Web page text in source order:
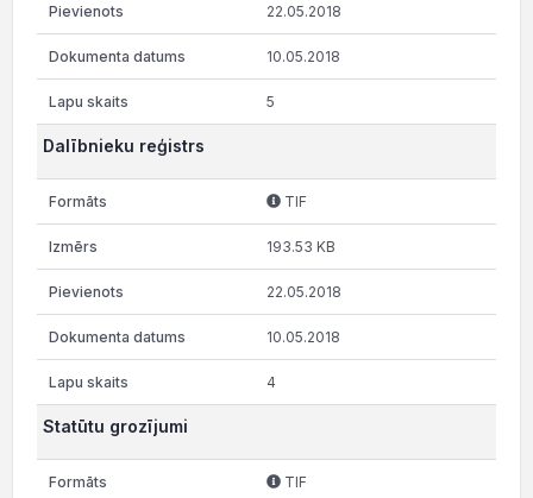
22.05.2018
10.05.2018
5
Dalībnieku reģistrs
TIF
193.53 KB
22.05.2018
10.05.2018
4
Statūtu grozījumi
TIF